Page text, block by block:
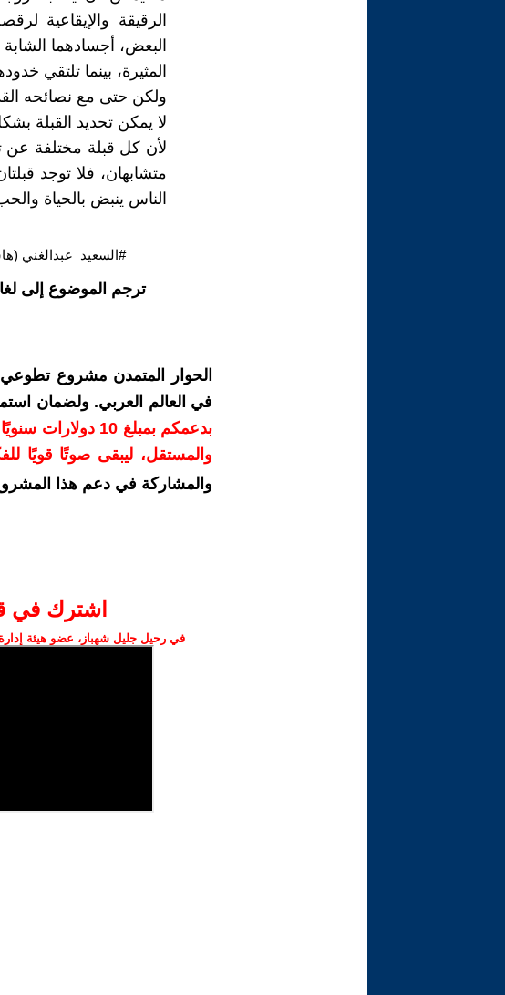
الرقيقة والإيقاعية
البعض، أجسادهما
المثيرة، بينما تلتقي
ولكن حتى مع نصائحه
لا يمكن تحديد القبلة
لأن كل قبلة مختلفة عن
متشابهان، فلا توجد
الناس ينبض بالحياة
#السعيد_عبدالغني
ترجم الموضوع إلى
الحوار المتمدن مشروع تطوعي
في العالم العربي. ولضمان
بدعمكم بمبلغ 10
والمستقل، ليبقى صوتًا قويًا
والمشاركة في دعم هذا
اشترك في
في رحيل جليل شهباز، عضو هيئة